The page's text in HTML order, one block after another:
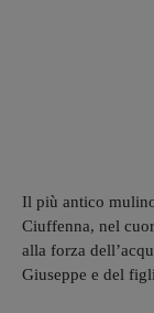
Il più antico
Ciuffenna, nel
alla forza
Giuseppe e del